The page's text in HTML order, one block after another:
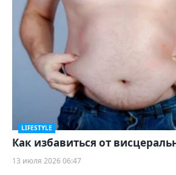
LIFESTYLE
Как избавиться от
13 июля 2026 06:47